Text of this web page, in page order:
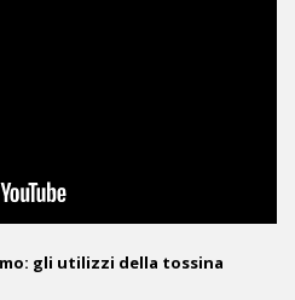
gli utilizzi della tossina